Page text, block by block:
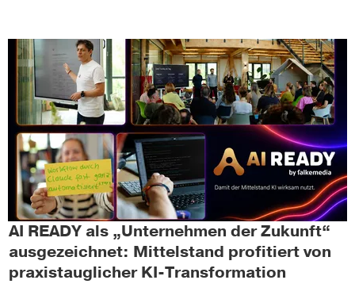
AI READY als „Unternehmen der Zukunft“
ausgezeichnet: Mittelstand profitiert von
praxistauglicher KI-Transformation